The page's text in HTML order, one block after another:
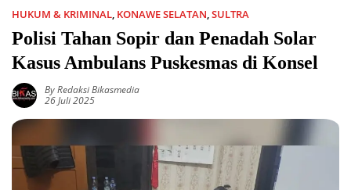
HUKUM & KRIMINAL, KONAWE SELATAN,SULTRA
Polisi Tahan Sopir dan Penadah Solar
Kasus Ambulans Puskesmas di Konsel
By Redaksi Bikasmedia
26 Juli 2025